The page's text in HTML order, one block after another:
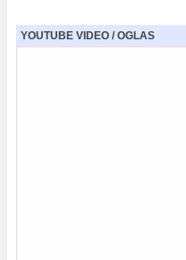
YOUTUBE VIDEO / OGLAS